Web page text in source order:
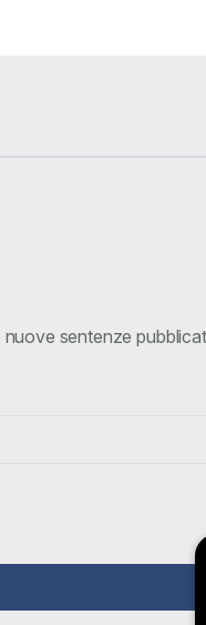
nuove sentenze